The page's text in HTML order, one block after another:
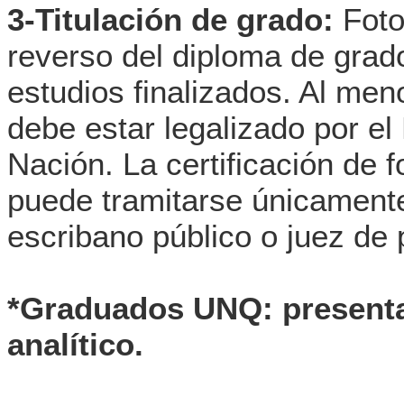
3-Titulación de grado:
reverso del diploma de
estudios finalizados. Al
debe estar legalizado por
Nación. La certificación de
puede tramitarse
escribano público o juez de
*Graduados UNQ:
analítico.